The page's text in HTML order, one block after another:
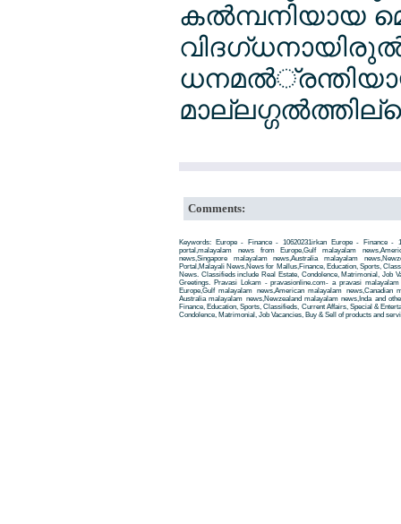
കല്‍മ്പനിയായ
Comments:
Keywords: Europe - Finance - 10620231irkan Europe - Finance -
portal,malayalam news from Europe,Gulf malayalam
news,Singapore malayalam news,Australia malayalam
Portal,Malayali News,News for Mallus,Finance, Education, Sports,
News. Classifieds include Real Estate, Condolence, Matrimonial, Job
Greetings. Pravasi Lokam - pravasionline.com- a pravasi
Europe,Gulf malayalam news,American malayalam news,Canadian
Australia malayalam news,Newzealand malayalam news,Inda and
Finance, Education, Sports, Classifieds, Current Affairs, Special &
Condolence, Matrimonial, Job Vacancies, Buy & Sell of products and